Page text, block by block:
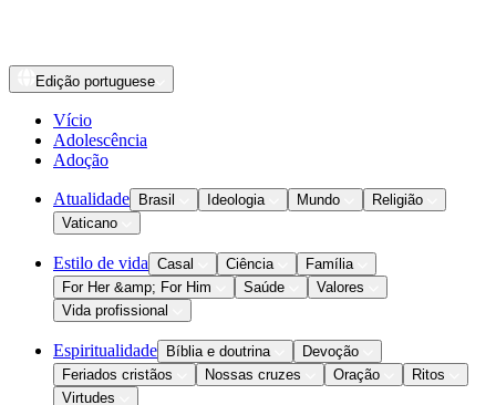
Edição portuguese
Vício
Adolescência
Adoção
Atualidade Brasil Ideologia Mundo
Religião
Vaticano
Estilo de vida Casal Ciência
Família
For Her &amp; For Him
Saúde
Valores
Vida profissional
Espiritualidade Bíblia e doutrina
Devoção
Feriados cristãos
Nossas cruzes Oração
Ritos
Virtudes